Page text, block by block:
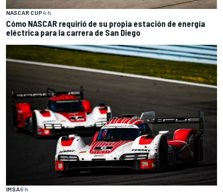
NASCAR CUP4 h
Cómo NASCAR requirió de su propia estación de energía
eléctrica para la carrera de San Diego
IMSA6 h